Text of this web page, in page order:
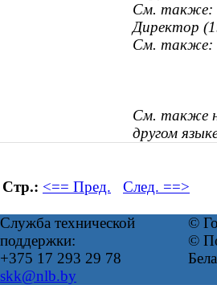
См. также:
Директор
См. также:
См. также
другом
Стр.: <== Пред. След. ==>
Служба технической
поддержки:
+375 17 293 29 78
skk@nlb.by
©
©